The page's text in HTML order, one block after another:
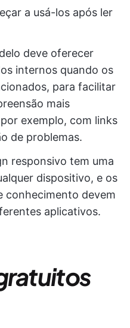
a usá-los após ler
deve oferecer
internos quando os
para facilitar
mais
exemplo, com links
de problemas.
responsivo tem uma
dispositivo, e os
conhecimento devem
aplicativos.